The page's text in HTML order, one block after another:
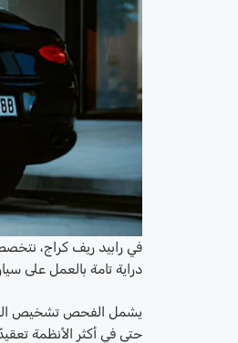
في رابيد ريف كراج،
دراية تامة بالعمل على
يشمل الفحص تشخيص
حتى في أكثر الأنظمة